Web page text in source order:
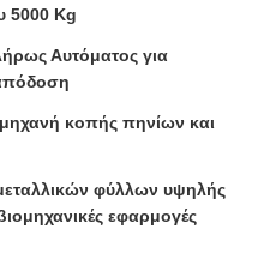
5000 Kg
Αυτόματος για
μηχανή κοπής πηνίων και
φύλλων υψηλής
εφαρμογές